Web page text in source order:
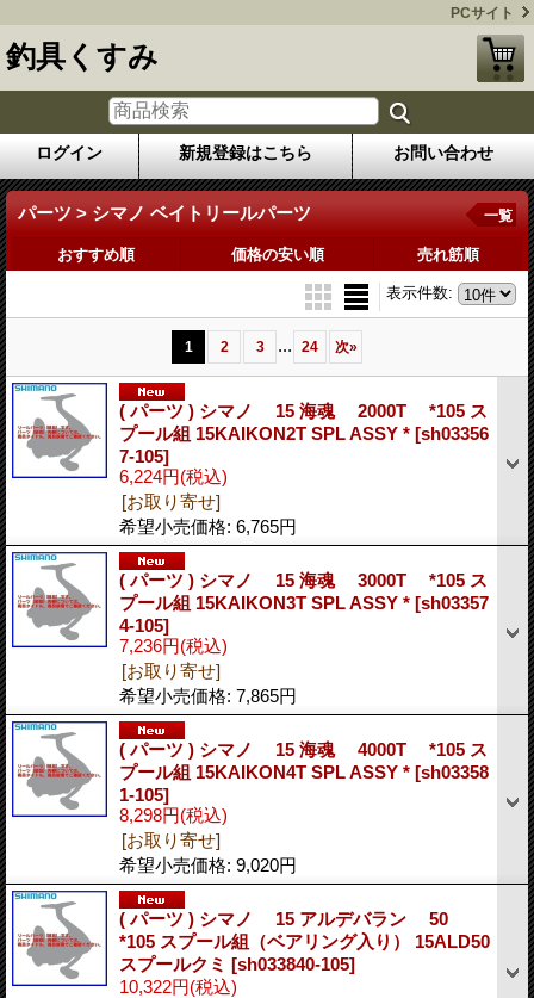
PCサイト
釣具くすみ
ログイン 新規登録はこちら お問い合わせ
パーツ > シマノ ベイトリールパーツ 一覧
おすすめ順 価格の安い順 売れ筋順
表示件数:
1 2 3 ... 24 次»
( パーツ ) シマノ 15 海魂 2000T *105 ス
プール組 15KAIKON2T SPL ASSY * [sh03356
7-105]
6,224円(税込)
[お取り寄せ]
希望小売価格: 6,765円
( パーツ ) シマノ 15 海魂 3000T *105 ス
プール組 15KAIKON3T SPL ASSY * [sh03357
4-105]
7,236円(税込)
[お取り寄せ]
希望小売価格: 7,865円
( パーツ ) シマノ 15 海魂 4000T *105 ス
プール組 15KAIKON4T SPL ASSY * [sh03358
1-105]
8,298円(税込)
[お取り寄せ]
希望小売価格: 9,020円
( パーツ ) シマノ 15 アルデバラン 50
*105 スプール組（ベアリング入り） 15ALD50
スプールクミ [sh033840-105]
10,322円(税込)